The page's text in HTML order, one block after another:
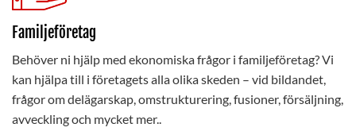
Familjeföretag
Behöver ni hjälp med ekonomiska frågor i familjeföretag? Vi
kan hjälpa till i företagets alla olika skeden – vid bildandet,
frågor om delägarskap, omstrukturering, fusioner, försäljning,
avveckling och mycket mer..